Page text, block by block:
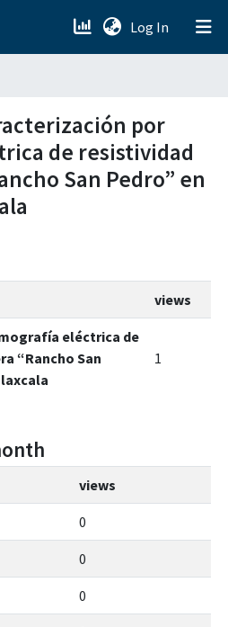
Log In (current)
por
de resistividad
San Pedro” en
views
eléctrica de
“Rancho San
1
views
0
0
0